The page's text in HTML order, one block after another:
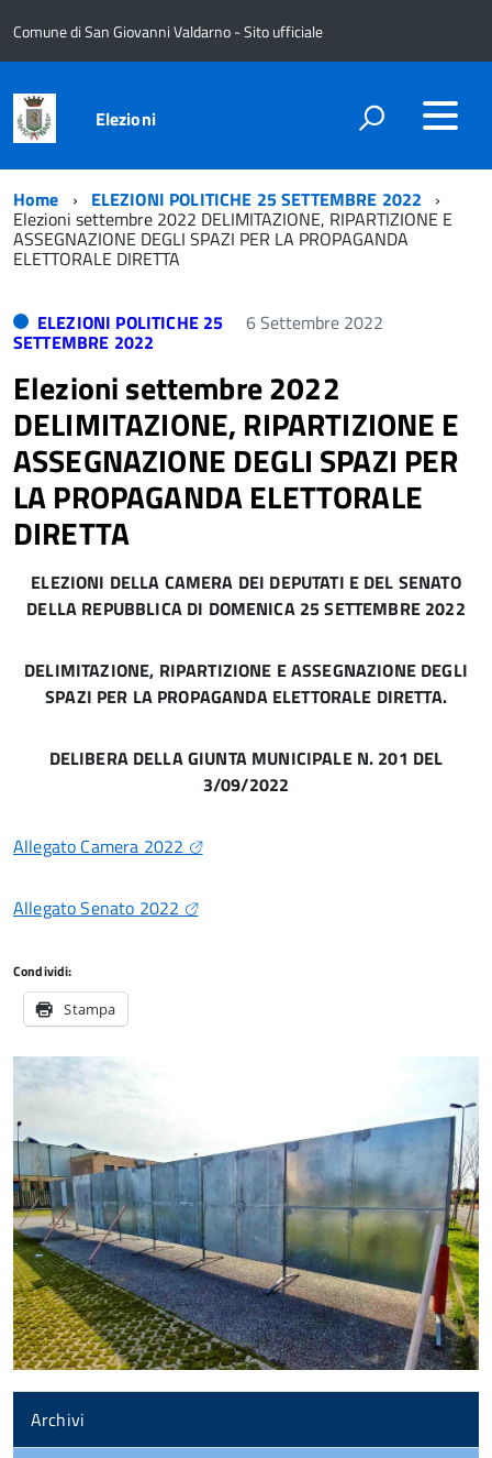
Comune di San Giovanni Valdarno - Sito ufficiale
Elezioni
Home ELEZIONI POLITICHE 25 SETTEMBRE 2022
Elezioni settembre 2022 DELIMITAZIONE, RIPARTIZIONE E
ASSEGNAZIONE DEGLI SPAZI PER LA PROPAGANDA
ELETTORALE DIRETTA
ELEZIONI POLITICHE 25
SETTEMBRE 2022
6 Settembre 2022
Elezioni settembre 2022
DELIMITAZIONE, RIPARTIZIONE E
ASSEGNAZIONE DEGLI SPAZI PER
LA PROPAGANDA ELETTORALE
DIRETTA
ELEZIONI DELLA CAMERA DEI DEPUTATI E DEL SENATO
DELLA REPUBBLICA DI DOMENICA 25 SETTEMBRE 2022
DELIMITAZIONE, RIPARTIZIONE E ASSEGNAZIONE DEGLI
SPAZI PER LA PROPAGANDA ELETTORALE DIRETTA.
DELIBERA DELLA GIUNTA MUNICIPALE N. 201 DEL
3/09/2022
Allegato Camera 2022
Allegato Senato 2022
Condividi:
Stampa
Archivi